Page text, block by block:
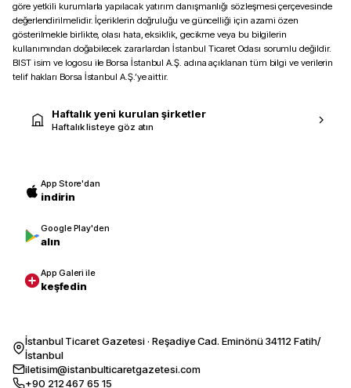
göre yetkili kurumlarla yapılacak yatırım danışmanlığı sözleşmesi çerçevesinde
değerlendirilmelidir. İçeriklerin doğruluğu ve güncelliği için azami özen
gösterilmekle birlikte, olası hata, eksiklik, gecikme veya bu bilgilerin
kullanımından doğabilecek zararlardan İstanbul Ticaret Odası sorumlu değildir.
BIST isim ve logosu ile Borsa İstanbul A.Ş. adına açıklanan tüm bilgi ve verilerin
telif hakları Borsa İstanbul A.Ş.’ye aittir.
Haftalık yeni kurulan şirketler
Haftalık listeye göz atın
App Store'dan
indirin
Google Play'den
alın
App Galeri ile
keşfedin
İstanbul Ticaret Gazetesi · Reşadiye Cad. Eminönü 34112 Fatih/
İstanbul
iletisim@istanbulticaretgazetesi.com
+90 212 467 65 15